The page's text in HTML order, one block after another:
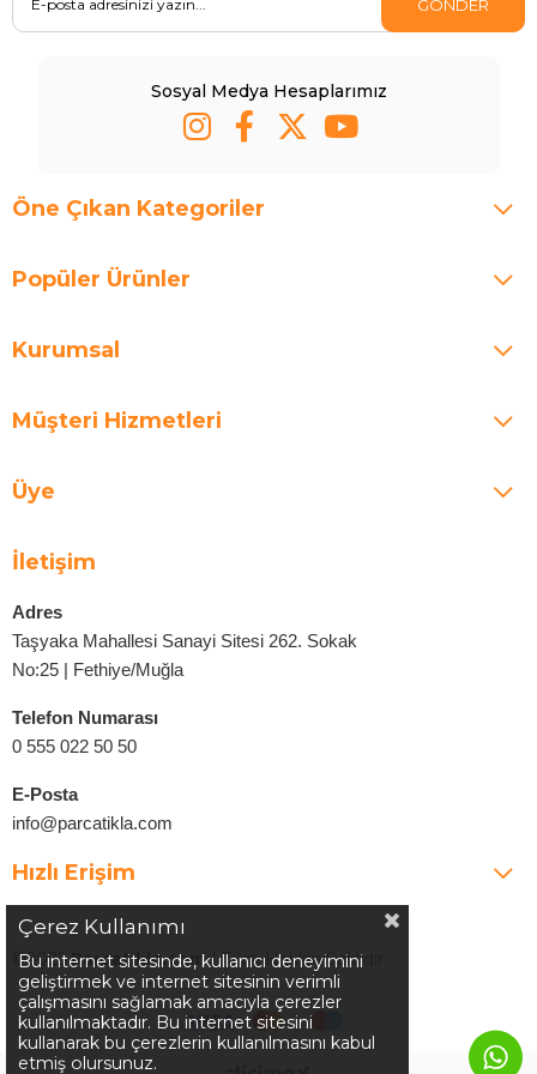
GÖNDER
Sosyal Medya Hesaplarımız
Öne Çıkan Kategoriler
Popüler Ürünler
Kurumsal
Müşteri Hizmetleri
Üye
İletişim
Adres
Taşyaka Mahallesi Sanayi Sitesi 262. Sokak
No:25 | Fethiye/Muğla
Telefon Numarası
0 555 022 50 50
E-Posta
info@parcatikla.com
Hızlı Erişim
©2025Parcatikla.com| Tüm Hakları Saklıdır.
Çerez Kullanımı
Bu internet sitesinde, kullanıcı deneyimini
geliştirmek ve internet sitesinin verimli
çalışmasını sağlamak amacıyla çerezler
kullanılmaktadır. Bu internet sitesini
kullanarak bu çerezlerin kullanılmasını kabul
etmiş olursunuz.